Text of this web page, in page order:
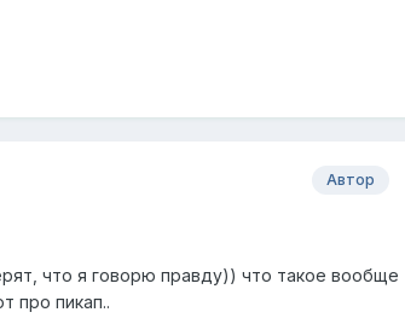
Автор
что я говорю правду)) что такое вообще
про пикап..